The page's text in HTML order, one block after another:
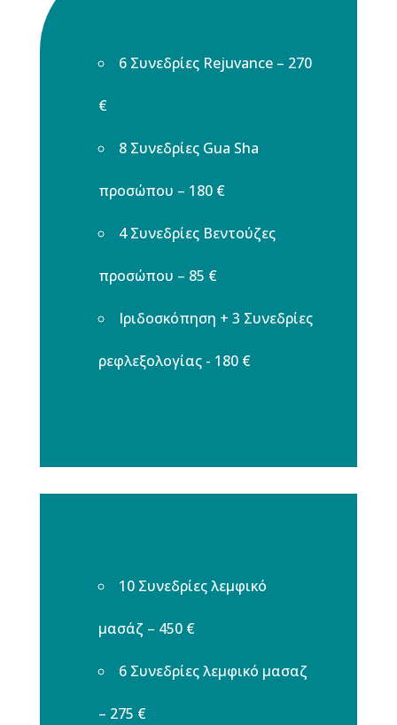
6 Συνεδρίες Rejuvance – 270
€
8 Συνεδρίες Gua Sha
προσώπου – 180 €
4 Συνεδρίες Βεντούζες
προσώπου – 85 €
Ιριδοσκόπηση + 3 Συνεδρίες
ρεφλεξολογίας - 180 €
10 Συνεδρίες λεμφικό
μασάζ – 450 €
6 Συνεδρίες λεμφικό μασαζ
– 275 €